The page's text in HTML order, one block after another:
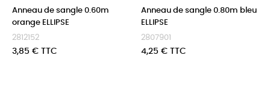
Anneau de sangle 0.60m
orange ELLIPSE
2812152
Prix
3,85 € TTC
Anneau de sangle 0.80m bleu
ELLIPSE
2807901
Prix
4,25 € TTC